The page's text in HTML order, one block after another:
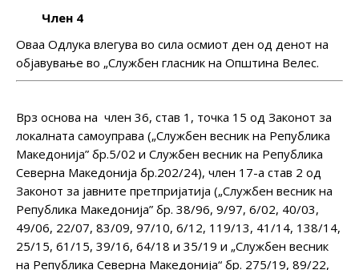
Член 4
Оваа Одлука влегува во сила осмиот ден од денот на
објавување во „Службен гласник на Општина Велес.
Врз основа на член 36, став 1, точка 15 од Законот за
локалната самоуправа („Службен весник на Република
Македонија” бр.5/02 и Службен весник на Република
Северна Македонија бр.202/24), член 17-а став 2 од
Законот за јавните претпријатија („Службен весник на
Република Македонија” бр. 38/96, 9/97, 6/02, 40/03,
49/06, 22/07, 83/09, 97/10, 6/12, 119/13, 41/14, 138/14,
25/15, 61/15, 39/16, 64/18 и 35/19 и „Службен весник
на Република Северна Македонија“ бр. 275/19, 89/22,